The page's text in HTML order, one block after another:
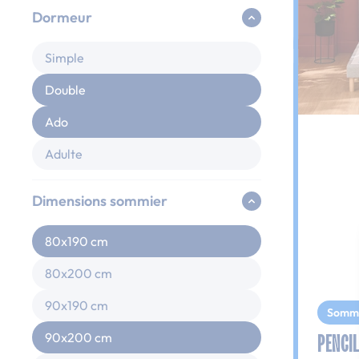
Dormeur
Simple
Double
Ado
Adulte
Dimensions sommier
80x190 cm
80x200 cm
90x190 cm
90x200 cm
PENCIL